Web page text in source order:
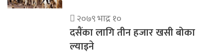
२०७९ भाद्र १०
दसैंका लागि तीन हजार खसी बोका
ल्याइने